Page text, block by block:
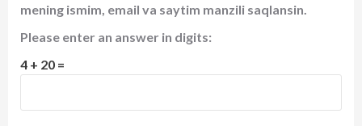
mening ismim, email va saytim manzili saqlansin.
Please enter an answer in digits:
4 + 20 =